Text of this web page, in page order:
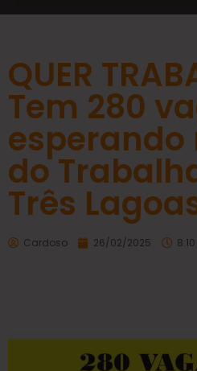
QUER
Tem 280
esperando
do
Três
Cardoso 26/02/2025